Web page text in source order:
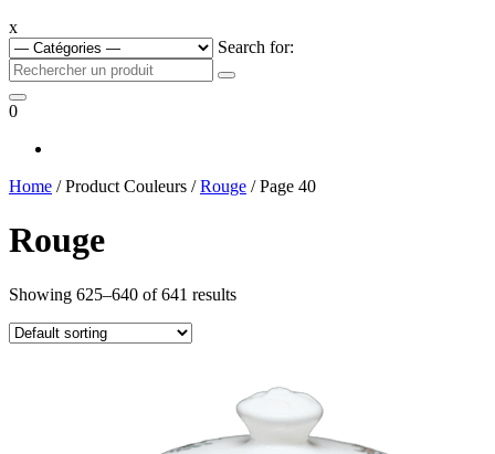
x
Search for:
0
Home / Product Couleurs /Rouge / Page 40
Rouge
Showing 625–640 of 641 results